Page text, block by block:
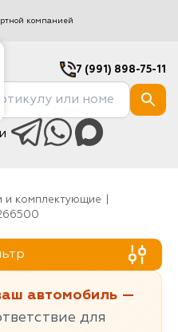
компанией
7 (991) 898-75-11
и комплектующие
автомобиль —
для